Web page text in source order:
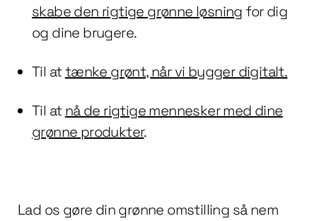
skabe den rigtige grønne løsningfor dig
og dine brugere.
Til attænke grønt, når vi bygger digitalt.
Til atnå de rigtige mennesker med dine
grønne produkter.
Lad os gøre din grønne omstilling så nem